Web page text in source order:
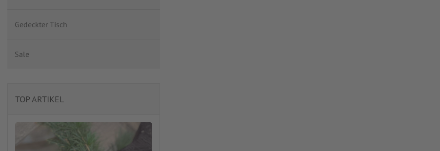
Gedeckter Tisch
Sale
TOP ARTIKEL